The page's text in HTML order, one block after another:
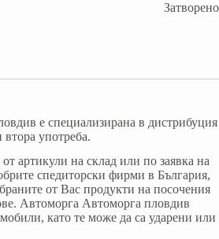
Затворено
е специализирана в дистрибуция
употреба.
артикули на склад или по заявка на
спедиторски фирми в България,
от Вас продукти на посочения
Автоморга Автоморга пловдив
като те може да са ударени или